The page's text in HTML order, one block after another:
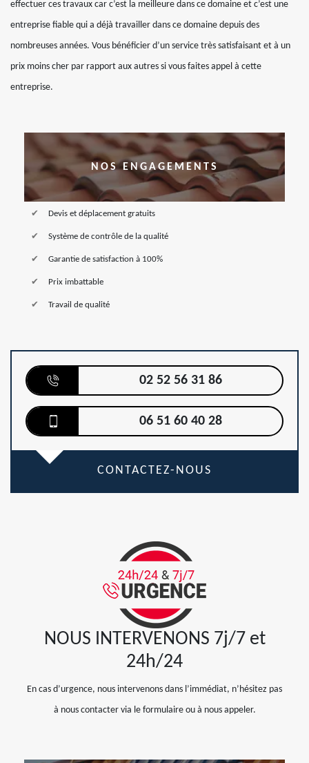
effectuer ces travaux car c’est la meilleure dans ce domaine et c’est une
entreprise fiable qui a déjà travailler dans ce domaine depuis des
nombreuses années. Vous bénéficier d’un service très satisfaisant et à un
prix moins cher par rapport aux autres si vous faites appel à cette
entreprise.
NOS ENGAGEMENTS
Devis et déplacement gratuits
Système de contrôle de la qualité
Garantie de satisfaction à 100%
Prix imbattable
Travail de qualité
02 52 56 31 86
06 51 60 40 28
CONTACTEZ-NOUS
NOUS INTERVENONS 7j/7 et
24h/24
En cas d’urgence, nous intervenons dans l’immédiat, n’hésitez pas
à nous contacter via le formulaire ou à nous appeler.